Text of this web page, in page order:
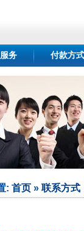
务 付款方式
: 首页 » 联系方式